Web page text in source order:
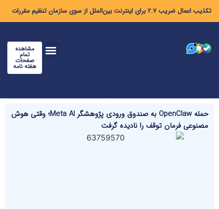
تکذیب اعمال ضریب ۲.۷ برای اینترنت بین‌الملل از سوی سازمان تنظیم مقررات
مشاهده
تمام
صفحات
هفته نامه
حمله OpenClaw به صندوق ورودی پژوهشگر Meta AI؛ وقتی هوش
مصنوعی فرمان توقف را نادیده گرفت